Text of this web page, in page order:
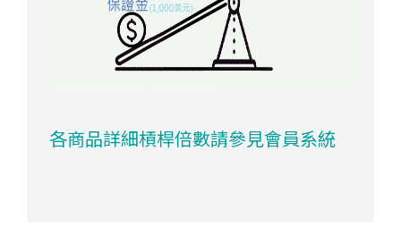
各商品詳細槓桿倍數請參見會員系統